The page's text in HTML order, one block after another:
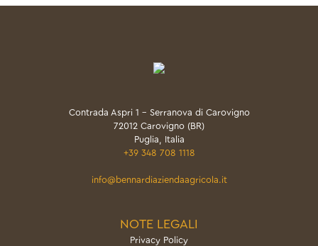
Contrada Aspri 1 - Serranova di Carovigno
72012 Carovigno (BR)
Puglia, Italia
+39 348 708 1118
info@bennardiaziendaagricola.it
NOTE LEGALI
Privacy Policy